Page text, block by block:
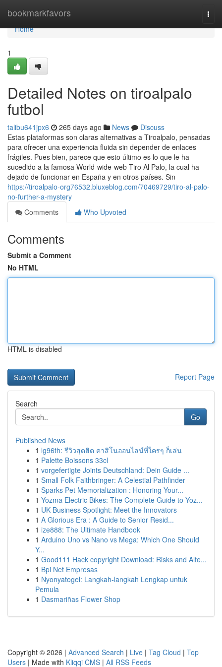
bookmarkfavors
Home
Home
1
Detailed Notes on tiroalpalo
futbol
talibu641jpx6 265 days ago News
Discuss
Estas plataformas son claras alternativas a Tiroalpalo, pensadas
para ofrecer una experiencia fluida sin depender de enlaces
frágiles. Pues bien, parece que esto último es lo que le ha
sucedido a la famosa World-wide-web Tiro Al Palo, la cual ha
dejado de funcionar en España y en otros países. Sin
https://tiroalpalo-org76532.bluxeblog.com/70469729/tiro-al-palo-
no-further-a-mystery
Comments
Who Upvoted
Comments
Submit a Comment
No HTML
HTML is disabled
Report Page
Search
Go
Published News
1 lg96th: รีวิวสุดฮิต คาสิโนออนไลน์ที่ใครๆ ก็เล่น
1 Palette Boissons 33cl
1 vorgefertigte Joints Deutschland: Dein Guide ...
1 Small Folk Faithbringer: A Celestial Pathfinder
1 Sparks Pet Memorialization : Honoring Your...
1 Yozma Electric Bikes: The Complete Guide to Yoz...
1 UK Business Spotlight: Meet the Innovators
1 A Glorious Era : A Guide to Senior Resid...
1 ize888: The Ultimate Handbook
1 Arduino Uno vs Nano vs Mega: Which One Should
Y...
1 Good111 Hack copyright Download: Risks and Alte...
1 Bpi Net Empresas
1 Nyonyatogel: Langkah-langkah Lengkap untuk
Pemula
1 Dasmariñas Flower Shop
Copyright © 2026 | Advanced Search | Live | Tag Cloud | Top
Users | Made with Kliqqi CMS | All RSS Feeds